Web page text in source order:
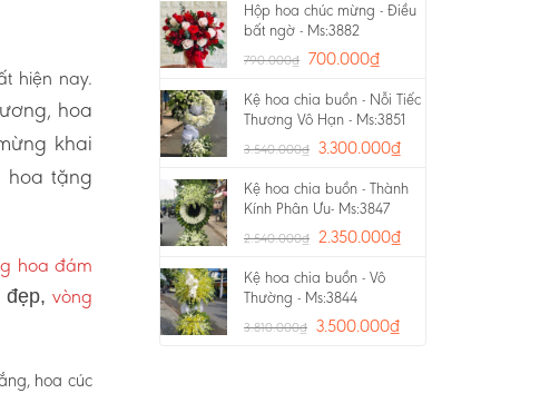
hiện nay.
hoa
khai
hoa tặng
hoa đám
đẹp,vòng
hoa cúc
Hộp hoa chúc mừng - Điều
bất ngờ - Ms:3882
790.000₫ 700.000₫
Kệ hoa chia buồn - Nỗi Tiếc
Thương Vô Hạn - Ms:3851
3.540.000₫ 3.300.000₫
Kệ hoa chia buồn - Thành
Kính Phân Ưu- Ms:3847
2.540.000₫ 2.350.000₫
Kệ hoa chia buồn - Vô
Thường - Ms:3844
3.810.000₫ 3.500.000₫